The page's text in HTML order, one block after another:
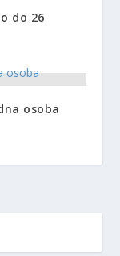
do 26
osoba